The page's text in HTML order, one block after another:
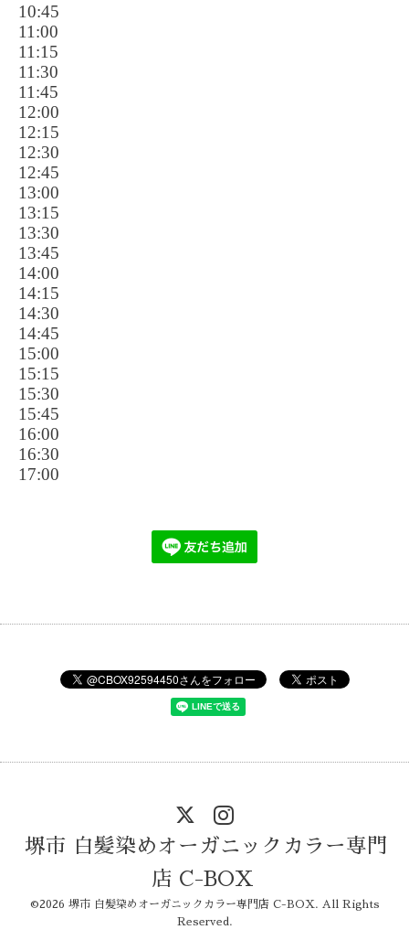
10:45
11:00
11:15
11:30
11:45
12:00
12:15
12:30
12:45
13:00
13:15
13:30
13:45
14:00
14:15
14:30
14:45
15:00
15:15
15:30
15:45
16:00
16:30
17:00
堺市 白髪染めオーガニックカラー専門
店 C-BOX
©2026 堺市 白髪染めオーガニックカラー専門店 C-BOX. All Rights
Reserved.